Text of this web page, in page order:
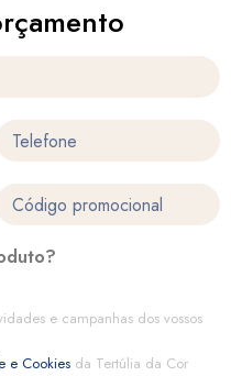
e campanhas dos vossos
e Cookies da Tertúlia da Cor